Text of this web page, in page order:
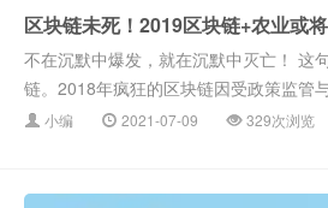
区块链未死！2019区块链+农业或
不在沉默中爆发，就在沉默中灭亡！ 这
链。2018年疯狂的区块链因受政策监管
小编 2021-07-09 329次浏览